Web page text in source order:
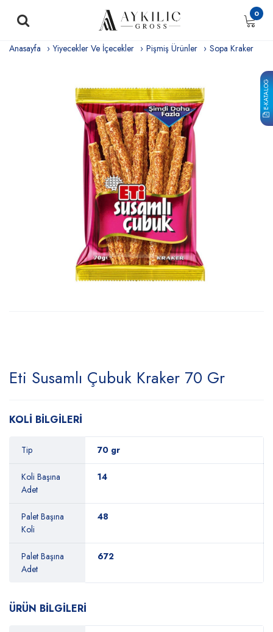
E-KATALOG
0
Anasayfa Yiyecekler Ve İçecekler Pişmiş Ürünler Sopa Kraker
Eti Susamlı Çubuk Kraker 70 Gr
KOLİ BİLGİLERİ
Tip 70 gr
Koli Başına
Adet
14
Palet Başına
Koli
48
Palet Başına
Adet
672
ÜRÜN BİLGİLERİ